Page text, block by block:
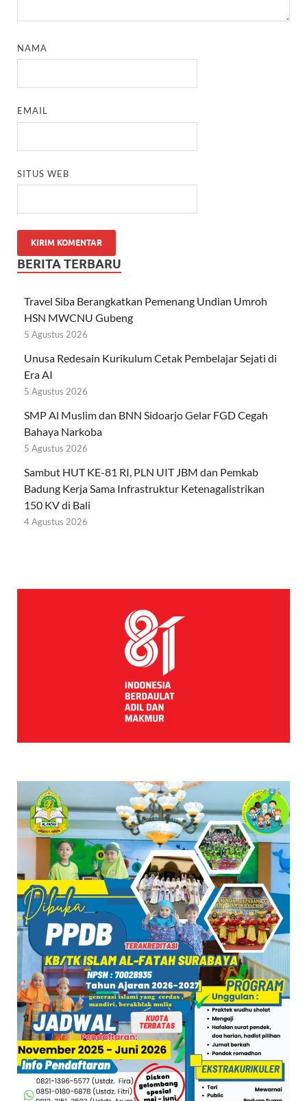
NAMA
EMAIL
SITUS WEB
BERITA TERBARU
Travel Siba Berangkatkan Pemenang Undian Umroh
HSN MWCNU Gubeng
5 Agustus 2026
Unusa Redesain Kurikulum Cetak Pembelajar Sejati di
Era AI
5 Agustus 2026
SMP Al Muslim dan BNN Sidoarjo Gelar FGD Cegah
Bahaya Narkoba
5 Agustus 2026
Sambut HUT KE-81 RI, PLN UIT JBM dan Pemkab
Badung Kerja Sama Infrastruktur Ketenagalistrikan
150 KV di Bali
4 Agustus 2026